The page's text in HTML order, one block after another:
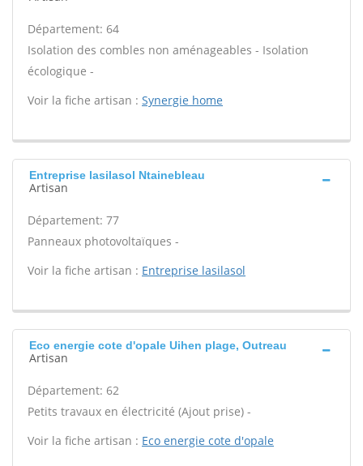
Département: 64
Isolation des combles non aménageables - Isolation
écologique -
Voir la fiche artisan : Synergie home
Entreprise lasilasol Ntainebleau
Artisan
Département: 77
Panneaux photovoltaïques -
Voir la fiche artisan : Entreprise lasilasol
Eco energie cote d'opale Uihen plage, Outreau
Artisan
Département: 62
Petits travaux en électricité (Ajout prise) -
Voir la fiche artisan : Eco energie cote d'opale